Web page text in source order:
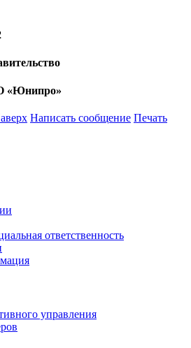
«Юнипро»
Написать сообщение Печать
ответственность
управления